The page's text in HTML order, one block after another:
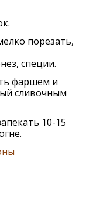
порезать,
специи.
фаршем и
сливочным
10-15